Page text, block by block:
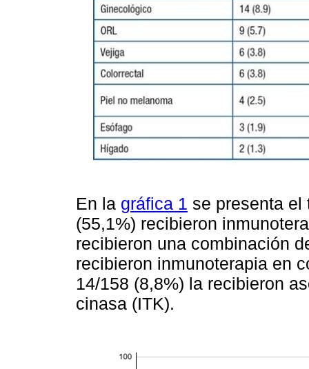
En la gráfica 1 se presenta el
(55,1%) recibieron
recibieron una combinación
recibieron inmunoterapia en
14/158 (8,8%) la recibieron
cinasa (ITK).